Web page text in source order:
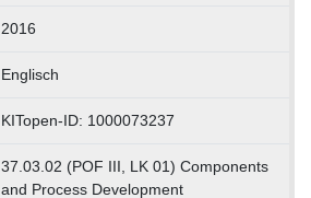
2016
Englisch
KITopen-ID: 1000073237
37.03.02 (POF III, LK 01) Components
and Process Development